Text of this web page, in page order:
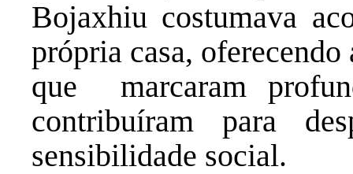
Bojaxhiu costumava
própria casa,
que marcaram
contribuíram para
sensibilidade social.